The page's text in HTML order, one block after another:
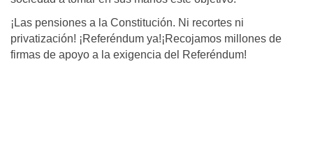
¡Las pensiones a la Constitución. Ni recortes ni
privatización! ¡Referéndum ya!¡Recojamos millones de
firmas de apoyo a la exigencia del Referéndum!